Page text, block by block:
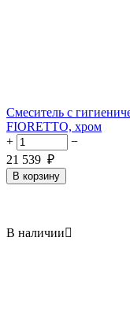
Смеситель с
FIORETTO, хром
+
−
21 539 ₽
В корзину
В наличии